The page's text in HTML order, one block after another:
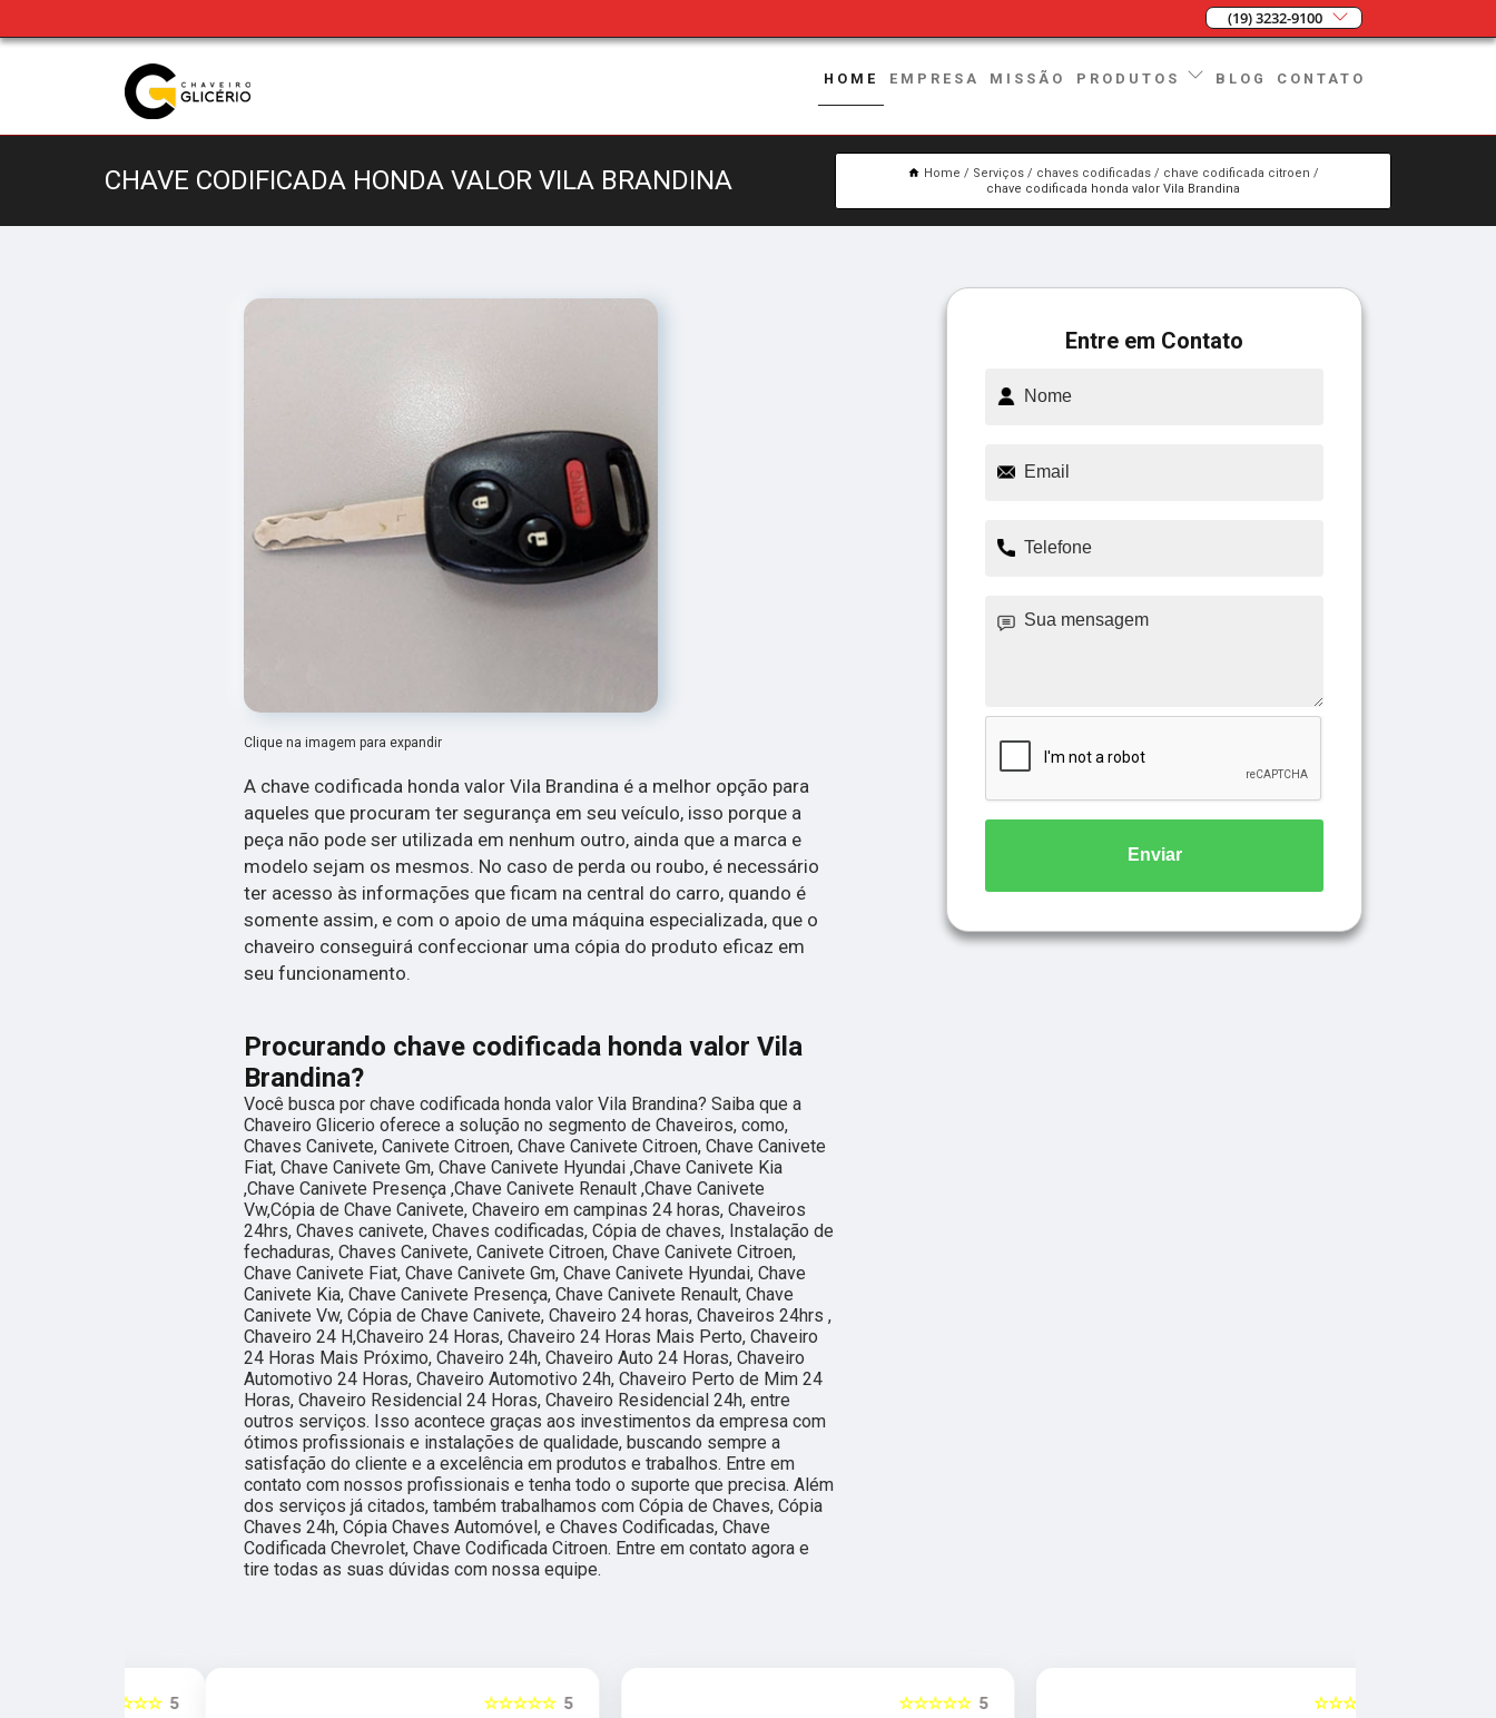
(19) 3232-9100
HOME EMPRESA MISSÃO PRODUTOS BLOG CONTATO
CHAVE CODIFICADA HONDA VALOR VILA BRANDINA Home Serviços chaves codificadas
chave codificada citroen
chave codificada honda valor Vila Brandina
Clique na imagem para expandir
A chave codificada honda valor Vila Brandina é a melhor opção para
aqueles que procuram ter segurança em seu veículo, isso porque a
peça não pode ser utilizada em nenhum outro, ainda que a marca e
modelo sejam os mesmos. No caso de perda ou roubo, é necessário
ter acesso às informações que ficam na central do carro, quando é
somente assim, e com o apoio de uma máquina especializada, que o
chaveiro conseguirá confeccionar uma cópia do produto eficaz em
seu funcionamento.
Procurando chave codificada honda valor Vila
Brandina?
Você busca por chave codificada honda valor Vila Brandina? Saiba que a
Chaveiro Glicerio oferece a solução no segmento de Chaveiros, como,
Chaves Canivete, Canivete Citroen, Chave Canivete Citroen, Chave Canivete
Fiat, Chave Canivete Gm, Chave Canivete Hyundai ,Chave Canivete Kia
,Chave Canivete Presença ,Chave Canivete Renault ,Chave Canivete
Vw,Cópia de Chave Canivete, Chaveiro em campinas 24 horas, Chaveiros
24hrs, Chaves canivete, Chaves codificadas, Cópia de chaves, Instalação de
fechaduras, Chaves Canivete, Canivete Citroen, Chave Canivete Citroen,
Chave Canivete Fiat, Chave Canivete Gm, Chave Canivete Hyundai, Chave
Canivete Kia, Chave Canivete Presença, Chave Canivete Renault, Chave
Canivete Vw, Cópia de Chave Canivete, Chaveiro 24 horas, Chaveiros 24hrs ,
Chaveiro 24 H,Chaveiro 24 Horas, Chaveiro 24 Horas Mais Perto, Chaveiro
24 Horas Mais Próximo, Chaveiro 24h, Chaveiro Auto 24 Horas, Chaveiro
Automotivo 24 Horas, Chaveiro Automotivo 24h, Chaveiro Perto de Mim 24
Horas, Chaveiro Residencial 24 Horas, Chaveiro Residencial 24h, entre
outros serviços. Isso acontece graças aos investimentos da empresa com
ótimos profissionais e instalações de qualidade, buscando sempre a
satisfação do cliente e a excelência em produtos e trabalhos. Entre em
contato com nossos profissionais e tenha todo o suporte que precisa. Além
dos serviços já citados, também trabalhamos com Cópia de Chaves, Cópia
Chaves 24h, Cópia Chaves Automóvel, e Chaves Codificadas, Chave
Codificada Chevrolet, Chave Codificada Citroen. Entre em contato agora e
tire todas as suas dúvidas com nossa equipe.
Entre em Contato
Enviar
5
☆☆☆☆☆ 5
☆☆☆☆☆ 5
☆☆☆☆☆